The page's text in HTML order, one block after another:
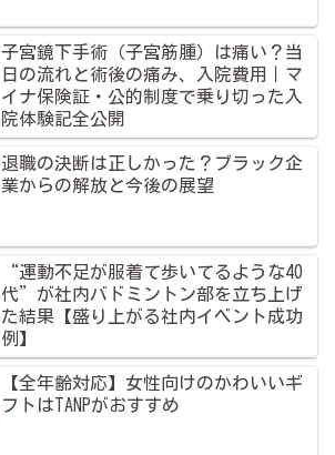
子宮鏡下手術（子宮筋腫）は痛い？当
日の流れと術後の痛み、入院費用｜マ
イナ保険証・公的制度で乗り切った入
院体験記全公開
退職の決断は正しかった？ブラック企
業からの解放と今後の展望
“運動不足が服着て歩いてるような40
代”が社内バドミントン部を立ち上げ
た結果【盛り上がる社内イベント成功
例】
【全年齢対応】女性向けのかわいいギ
フトはTANPがおすすめ